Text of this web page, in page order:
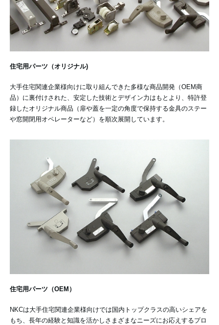
住宅用パーツ（オリジナル)
大手住宅関連企業様向けに取り組んできた多様な商品開発（OEM商
品）に裏付けされた、安定した技術とデザイン力はもとより、特許登
録したオリジナル商品（扉や蓋を一定の角度で保持する金具のステー
や窓開閉用オペレーターなど）を順次展開しています。
住宅用パーツ（OEM）
NKCは大手住宅関連企業様向けでは国内トップクラスの高いシェアを
もち、長年の経験と知識を活かしさまざまなニーズにお応えするプロ